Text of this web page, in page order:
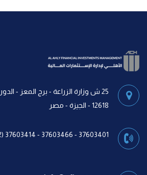
25 ش وزارة الزراعة - برج المعز -
12618 - الجيزة - مصر
37603401 - 37603466 - 37603414 (202+)